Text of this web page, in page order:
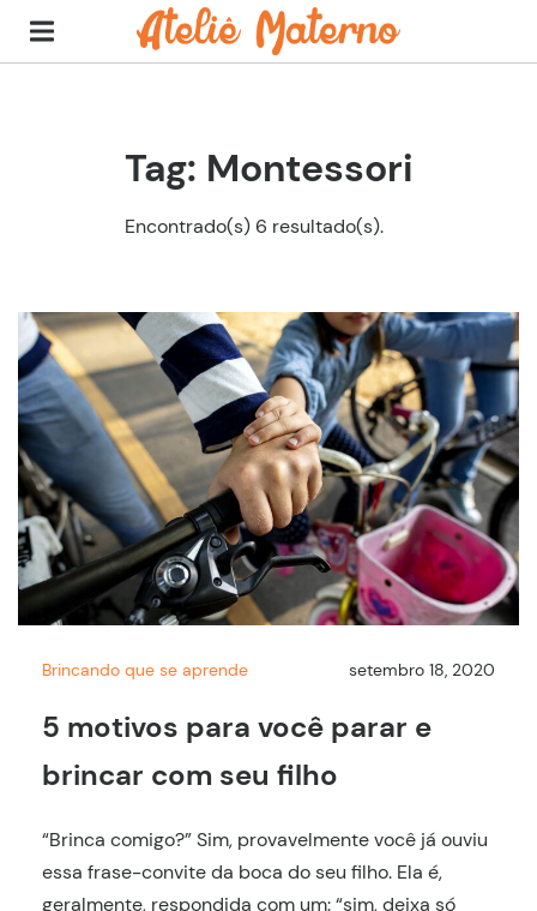
Tag: Montessori
Encontrado(s) 6 resultado(s).
Brincando que se aprende setembro 18, 2020
5 motivos para você parar e
brincar com seu filho
“Brinca comigo?” Sim, provavelmente você já ouviu
essa frase-convite da boca do seu filho. Ela é,
geralmente, respondida com um: “sim, deixa só